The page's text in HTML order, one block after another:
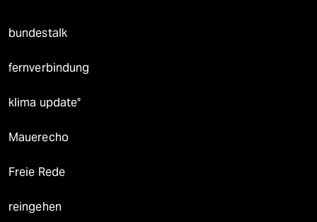
bundestalk
fernverbindung
klima update°
Mauerecho
Freie Rede
reingehen